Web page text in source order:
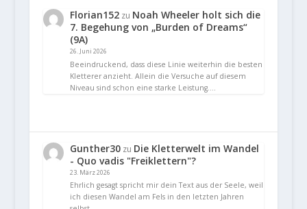
Florian152zu Noah Wheeler holt sich die
7. Begehung von „Burden of Dreams“
(9A)
26. Juni 2026
Beeindruckend, dass diese Linie weiterhin die besten
Kletterer anzieht. Allein die Versuche auf diesem
Niveau sind schon eine starke Leistung.…
Gunther30zu Die Kletterwelt im Wandel
- Quo vadis "Freiklettern"?
23. März 2026
Ehrlich gesagt spricht mir dein Text aus der Seele, weil
ich diesen Wandel am Fels in den letzten Jahren